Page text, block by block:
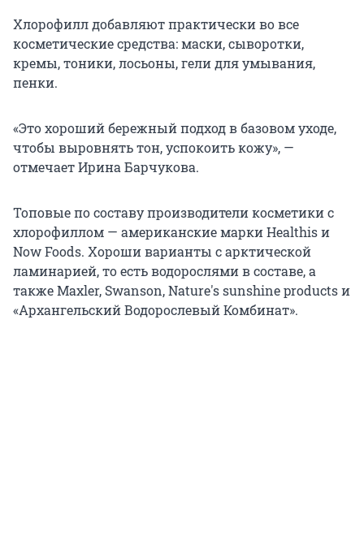
Хлорофилл добавляют практически во все
косметические средства: маски, сыворотки,
кремы, тоники, лосьоны, гели для умывания,
пенки.
«Это хороший бережный подход в базовом уходе,
чтобы выровнять тон, успокоить кожу», —
отмечает Ирина Барчукова.
Топовые по составу производители косметики с
хлорофиллом — американские марки Healthis и
Now Foods. Хороши варианты с арктической
ламинарией, то есть водорослями в составе, а
также Maxler, Swanson, Nature's sunshine products и
«Архангельский Водорослевый Комбинат».